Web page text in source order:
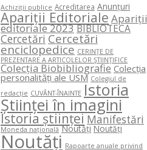
Achiziții publice Acreditarea Anunțuri
Apariții Editoriale Apariții
editoriale 2023BIBLIOTECA
Cercetări Cercetări
enciclopedice CERINŢE DE
PREZENTARE A ARTICOLELOR ŞTIINŢIFICE
Colecția Biobibliografie Colecția
personalități ale USM Colegiul de
redacție CUVÂNT-ÎNAINTE Istoria
Științei în imagini
Istoria științei Manifestări
Moneda națională Noutăți Noutăți
Noutăți Rapoarte anuale privind